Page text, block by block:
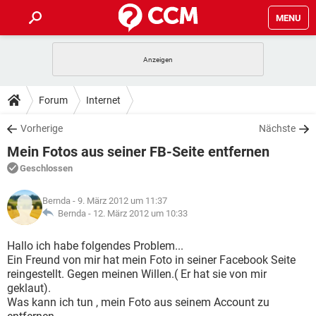
MENU
ANDROID
WINDOWS 10
WHATSAPP TIKTOK
FACEBOOK
TIPPS & TRICKS
SPIELE
WINDOWS 10
WHATSAPP
FACEBOOK HARDWARE
DOWNLOADS
SPIELE STREAMING
ANDROID
WINDOWS 10
WHATSAPP
FACEBOOK HARDWARE
FORUM
SPIELE
ANDROID IOS
WHATSAPP TIKTOK
FACEBOOK
LEXIKON
SPIELE
ANDROID IOS
WINDOWS 10 INSTAGRAM
WHATSAPP TIKTOK
Forum Internet
Vorherige Nächste
Mein Fotos aus seiner FB-Seite entfernen
Geschlossen
Bernda - 9. März 2012 um 11:37
Bernda - 12. März 2012 um 10:33
Hallo ich habe folgendes Problem...
Ein Freund von mir hat mein Foto in seiner Facebook Seite
reingestellt. Gegen meinen Willen.( Er hat sie von mir
geklaut).
Was kann ich tun , mein Foto aus seinem Account zu